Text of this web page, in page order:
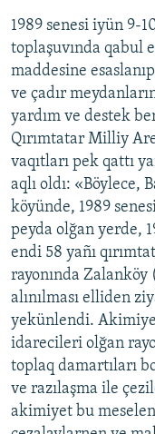
1989 senesi iyün 9-
toplaşuvında qabul
maddesine
ve çadır
yardım ve destek
Qırımtatar Milliy
vaqıtları pek qattı
aqlı oldı: «Böylece,
köyünde, 1989
peyda olğan yerde,
endi 58 yañı
rayonında
alınılması elliden
yekünlendi.
idarecileri olğan
toplaq damartıları
ve razılaşma ile
akimiyet bu